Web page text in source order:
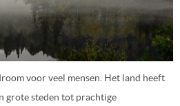
voor veel mensen. Het land heeft
grote steden tot prachtige